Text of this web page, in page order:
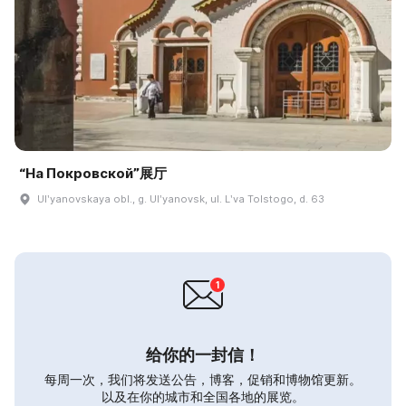
“На Покровской”展厅
Ulʹyanovskaya obl., g. Ulʹyanovsk, ul. Lʹva Tolstogo, d. 63
给你的一封信！
每周一次，我们将发送公告，博客，促销和博物馆更新。
以及在你的城市和全国各地的展览。